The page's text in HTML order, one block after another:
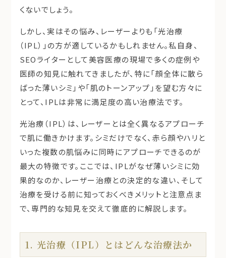
くないでしょう。
しかし、実はその悩み、レーザーよりも「光治療
（IPL） 」の方が適しているかもしれません。私自身、
SEOライターとして美容医療の現場で多くの症例や
医師の知見に触れてきましたが、特に「顔全体に散ら
ばった薄いシミ」や「肌のトーンアップ」を望む方々に
とって、IPLは非常に満足度の高い治療法です。
光治療（IPL）は、レーザーとは全く異なるアプローチ
で肌に働きかけます。シミだけでなく、 赤ら顔やハリ と
いった複数の肌悩みに同時にアプローチできるのが
最大の特徴です。ここでは、IPLがなぜ薄いシミに効
果的なのか、レーザー治療との決定的な違い、そして
治療を受ける前に知っておくべきメリットと注意点ま
で、専門的な知見を交えて徹底的に解説します。
1. 光治療（IPL）とはどんな治療法か